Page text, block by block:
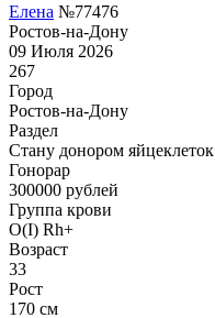
Елена №77476
Ростов-на-Дону
09 Июля 2026
267
Город
Ростов-на-Дону
Раздел
Стану донором яйцеклеток
Гонoрар
300000 рублей
Группа крови
O(I) Rh+
Возраст
33
Рост
170 см